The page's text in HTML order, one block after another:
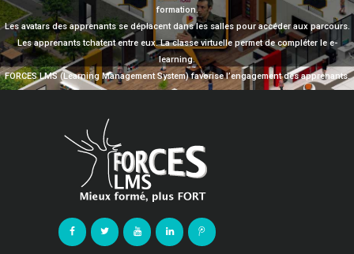
formation.
Les avatars des apprenants se déplacent dans les salles pour accéder aux parcours.
Les apprenants tchatent entre eux. La classe virtuelle permet de compléter le e-
learning.
FORCES LMS (Learning Management System) favorise l’engagement des apprenants.